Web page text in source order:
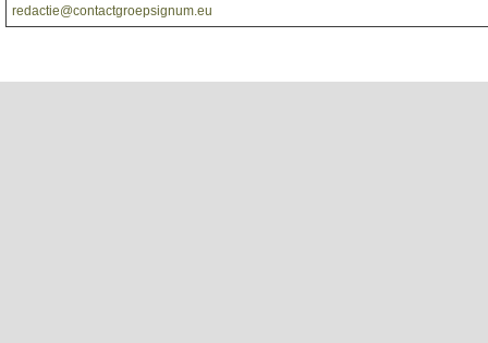
redactie@contactgroepsignum.eu